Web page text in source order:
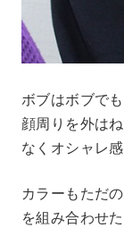
ボブはボブで
顔周りを外は
なくオシャレ
カラーもただ
を組み合わせ